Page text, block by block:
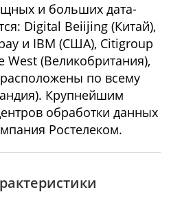
и больших дата-
Digital Beiijing (Китай),
и IBM (США), Citigroup
West (Великобритания),
по всему
Крупнейшим
обработки данных
Ростелеком.